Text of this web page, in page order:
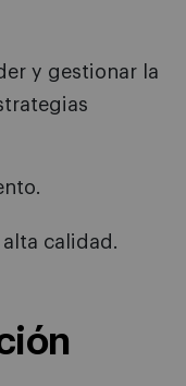
y gestionar la
calidad.